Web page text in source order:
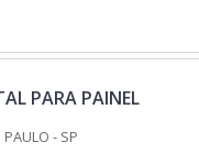
É possível
e assertividade.Para tal
apontada de forma
o sucesso dos
PARA PAINEL
- SP